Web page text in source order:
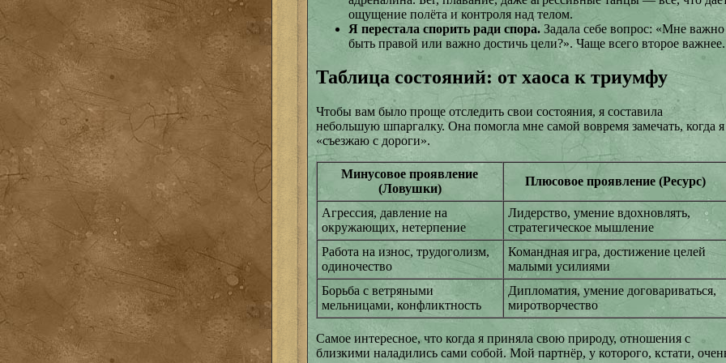
ощущение полёта и контроля над телом.
Я перестала спорить ради спора.Задала себе вопрос: «Мне важно
быть правой или важно достичь цели?». Чаще всего второе важнее.
Таблица состояний: от хаоса к триумфу
Чтобы вам было проще отследить свои состояния, я составила
небольшую шпаргалку. Она помогла мне самой вовремя замечать, когда я
«съезжаю с дороги».
Минусовое проявление
(Ловушки)
Плюсовое проявление (Ресурс)
Агрессия, давление на
окружающих, нетерпение
Лидерство, умение вдохновлять,
стратегическое мышление
Работа на износ, трудоголизм,
одиночество
Командная игра, достижение целей
малыми усилиями
Борьба с ветряными
мельницами, конфликтность
Дипломатия, умение договариваться,
миротворчество
Самое интересное, что когда я приняла свою природу, отношения с
близкими наладились сами собой. Мой партнёр, у которого, кстати,